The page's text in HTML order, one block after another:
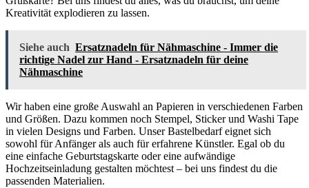
Kreativität explodieren zu lassen.
Siehe auch Ersatznadeln für Nähmaschine - Immer die
richtige Nadel zur Hand - Ersatznadeln für deine
Nähmaschine
Wir haben eine große Auswahl an Papieren in verschiedenen Farben
und Größen. Dazu kommen noch Stempel, Sticker und Washi Tape
in vielen Designs und Farben. Unser Bastelbedarf eignet sich
sowohl für Anfänger als auch für erfahrene Künstler. Egal ob du
eine einfache Geburtstagskarte oder eine aufwändige
Hochzeitseinladung gestalten möchtest – bei uns findest du die
passenden Materialien.